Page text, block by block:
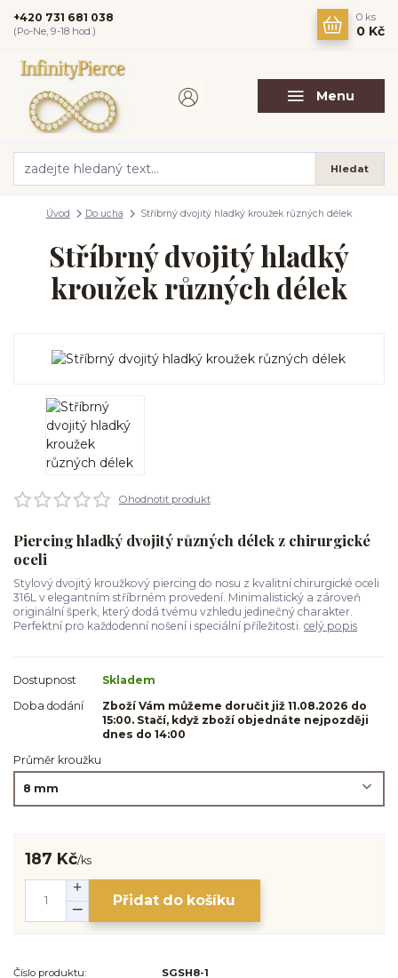
Menu
Hledat
+420 731 681 038
(Po-Ne, 9-18 hod.)
0 ks
0 Kč
Úvod Do ucha Stříbrný dvojitý hladký kroužek různých délek
Stříbrný dvojitý hladký
kroužek různých délek
Ohodnotit produkt
Piercing hladký dvojitý různých délek z chirurgické
oceli
Stylový dvojitý kroužkový piercing do nosu z kvalitní chirurgické oceli
316L v elegantním stříbrném provedení. Minimalistický a zároveň
originální šperk, který dodá tvému vzhledu jedinečný charakter.
Perfektní pro každodenní nošení i speciální příležitosti. celý popis
Dostupnost
Skladem
Doba dodání
Zboží Vám můžeme doručit již 11.08.2026 do
15:00. Stačí, když zboží objednáte nejpozději
dnes do 14:00
Průměr kroužku
187 Kč/ks
Přidat do košíku
Číslo produktu:
SGSH8-1